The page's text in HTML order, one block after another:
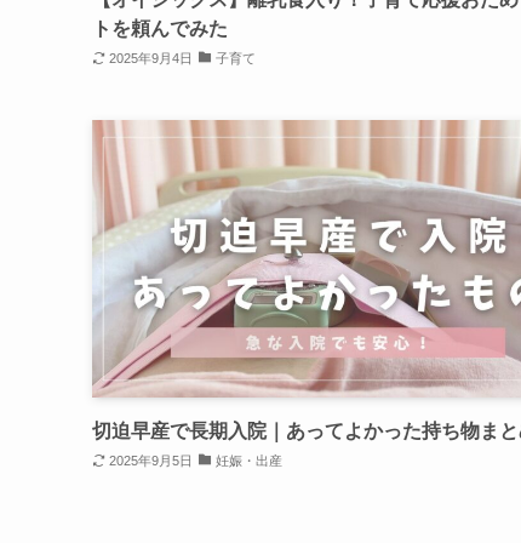
トを頼んでみた
2025年9月4日 子育て
切迫早産で長期入院｜あってよかった持ち物ま
2025年9月5日 妊娠・出産